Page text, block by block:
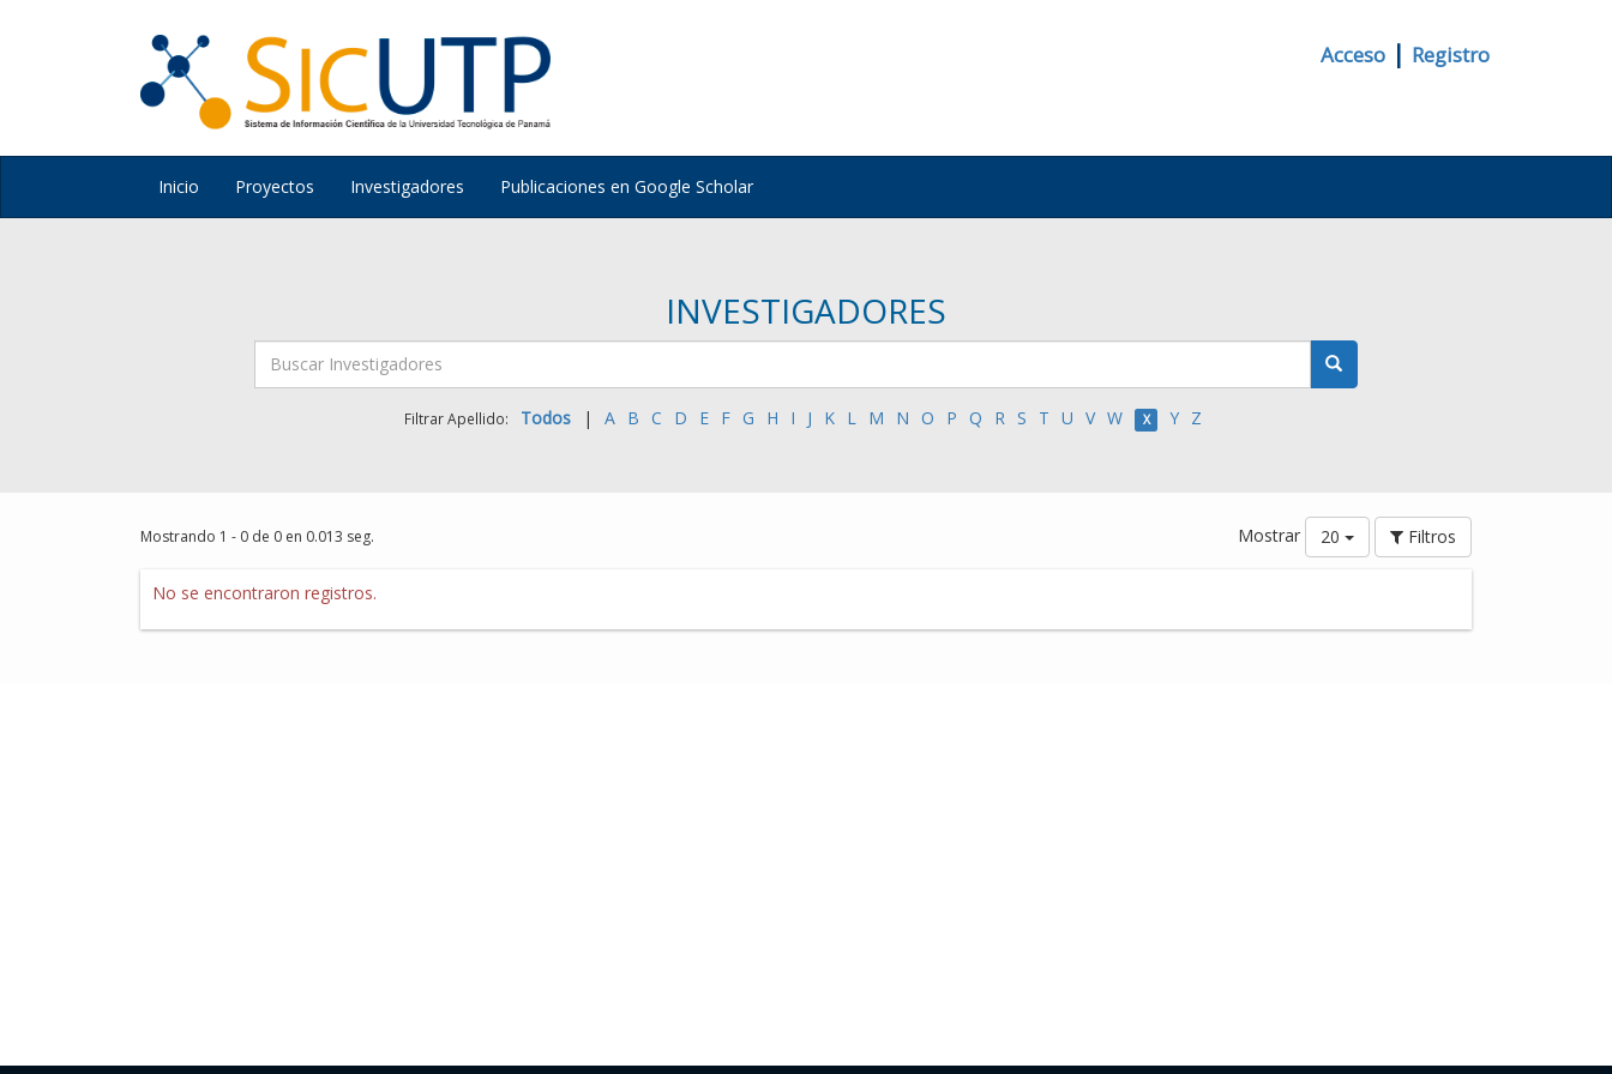
Acceso | Registro
Inicio Proyectos Investigadores Publicaciones en Google Scholar
INVESTIGADORES
Filtrar Apellido: Todos | A B C D E F G H I J K L M N O P Q R S T U V W X Y Z
Mostrando 1 - 0 de 0 en 0.013 seg. Mostrar 20 Filtros
No se encontraron registros.